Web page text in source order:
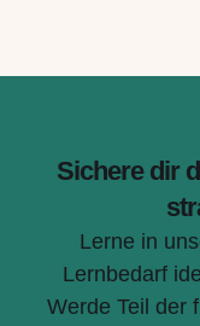
Sichere dir
Lerne in
Lernbedarf
Werde Teil der